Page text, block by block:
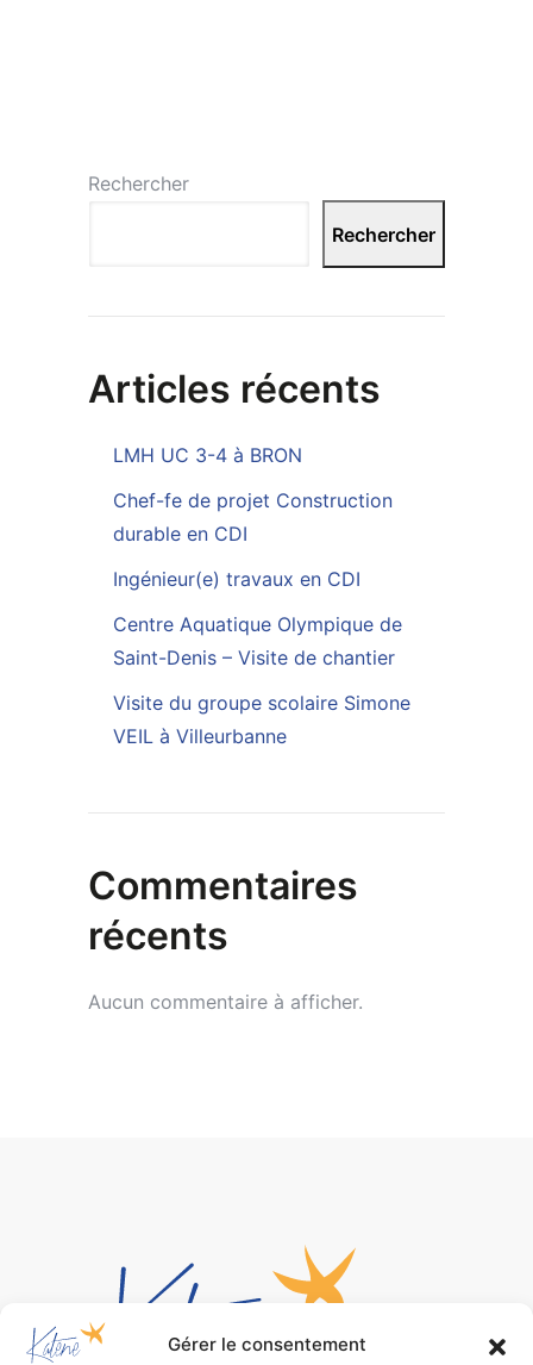
Gérer le consentement
Rechercher
Rechercher
Articles récents
LMH UC 3-4 à BRON
Chef-fe de projet Construction
durable en CDI
Ingénieur(e) travaux en CDI
Centre Aquatique Olympique de
Saint-Denis – Visite de chantier
Visite du groupe scolaire Simone
VEIL à Villeurbanne
Commentaires
récents
Aucun commentaire à afficher.